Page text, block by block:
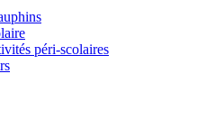
péri-scolaires